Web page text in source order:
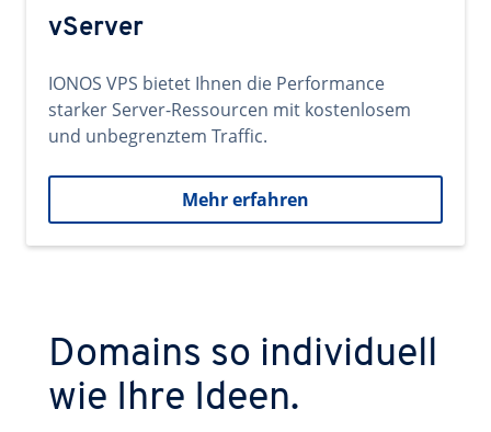
vServer
IONOS VPS bietet Ihnen die Performance
starker Server-Ressourcen mit kostenlosem
und unbegrenztem Traffic.
Mehr erfahren
Domains so individuell
wie Ihre Ideen.